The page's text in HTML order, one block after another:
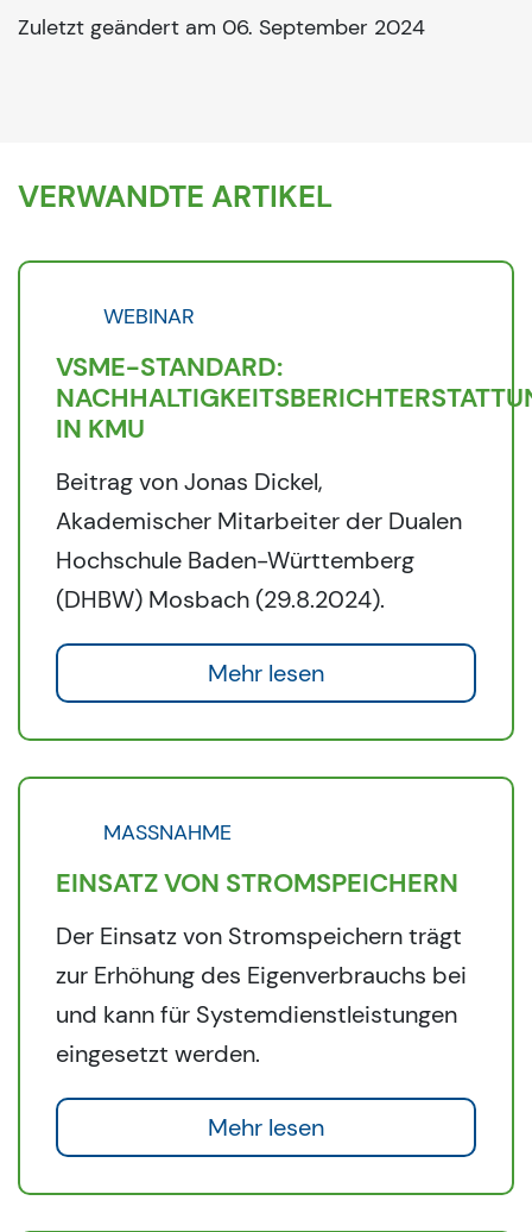
Zuletzt geändert am 06. September 2024
VERWANDTE ARTIKEL
WEBINAR
VSME-STANDARD:
IN KMU
Beitrag von Jonas Dickel,
Akademischer Mitarbeiter der Dualen
Hochschule Baden-Württemberg
(DHBW) Mosbach (29.8.2024).
Mehr lesen
MASSNAHME
EINSATZ VON STROMSPEICHERN
Der Einsatz von Stromspeichern trägt
zur Erhöhung des Eigenverbrauchs bei
und kann für Systemdienstleistungen
eingesetzt werden.
Mehr lesen